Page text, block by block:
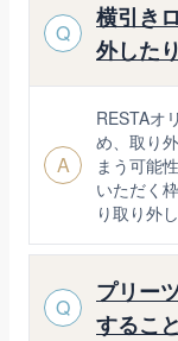
Q
横引き
外した
A
RESTAオ
め、取り
まう可能
いただく
り取り外
Q
プリー
するこ